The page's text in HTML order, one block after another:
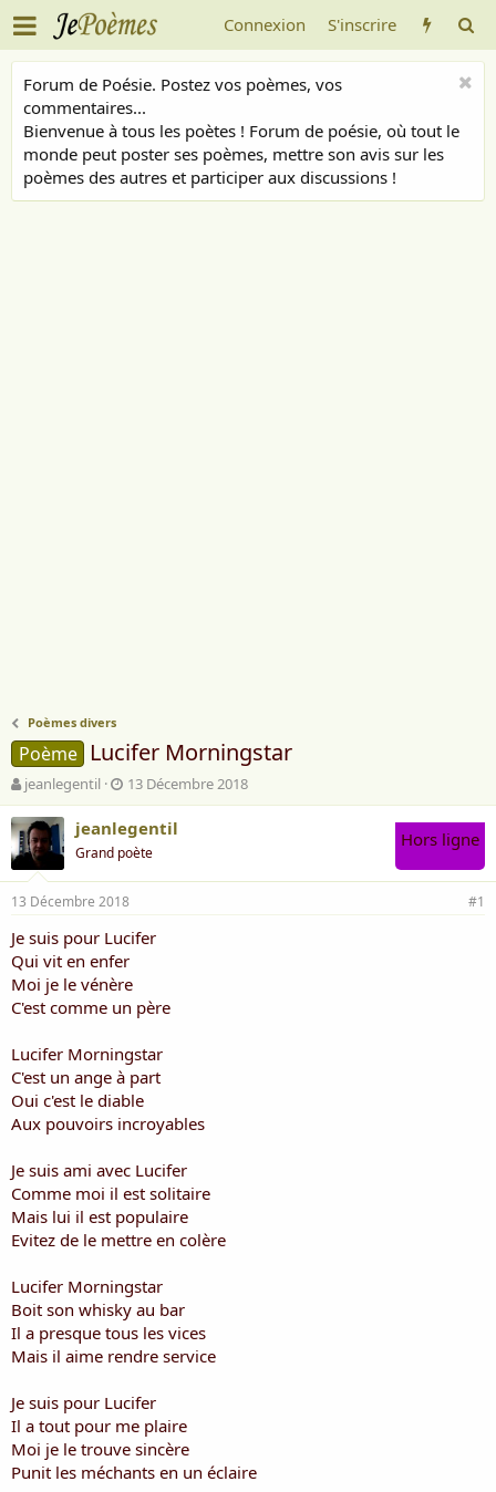
Connexion S'inscrire
Forum de Poésie. Postez vos poèmes, vos
commentaires...
Bienvenue à tous les poètes ! Forum de poésie, où tout le
monde peut poster ses poèmes, mettre son avis sur les
poèmes des autres et participer aux discussions !
Poèmes divers
Poème Lucifer Morningstar
A
u
t
e
u
r
d
e
l
a
d
i
u
s
s
i
jeanlegentil
D
a
t
e
d
e
d
é
b
u
t
13 Décembre 2018
jeanlegentil
Grand poète
Hors ligne
13 Décembre 2018 #1
Je suis pour Lucifer
Qui vit en enfer
Moi je le vénère
C'est comme un père
Lucifer Morningstar
C'est un ange à part
Oui c'est le diable
Aux pouvoirs incroyables
Je suis ami avec Lucifer
Comme moi il est solitaire
Mais lui il est populaire
Evitez de le mettre en colère
Lucifer Morningstar
Boit son whisky au bar
Il a presque tous les vices
Mais il aime rendre service
Je suis pour Lucifer
Il a tout pour me plaire
Moi je le trouve sincère
Punit les méchants en un éclaire